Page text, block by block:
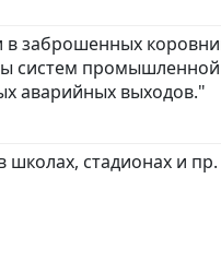
в заброшенных
систем
аварийных выходов."
школах, стадионах и пр.